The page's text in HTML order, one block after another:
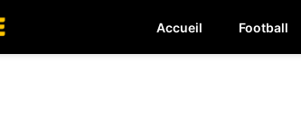
Accueil Football